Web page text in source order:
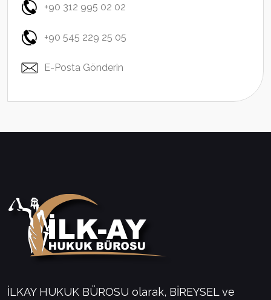
+90 312 995 02 02
+90 545 229 25 05
E-Posta Gönderin
İLKAY HUKUK BÜROSU olarak, BİREYSEL ve